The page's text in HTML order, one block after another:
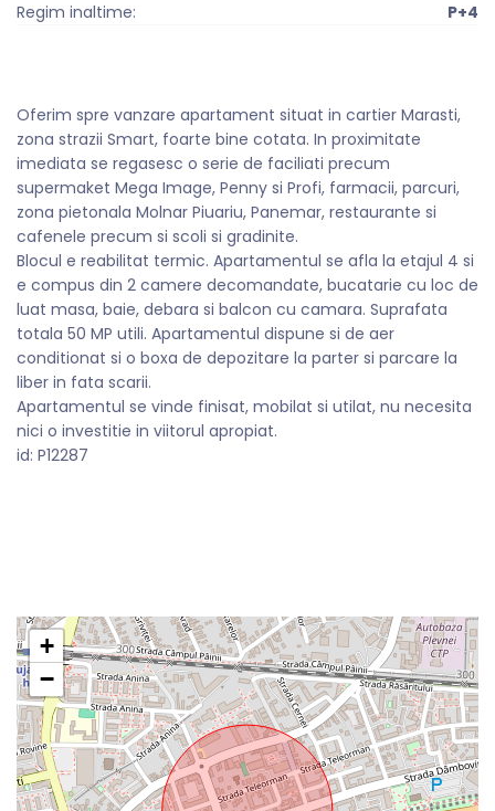
Regim inaltime:
P+4
Oferim spre vanzare apartament situat in cartier Marasti,
zona strazii Smart, foarte bine cotata. In proximitate
imediata se regasesc o serie de faciliati precum
supermaket Mega Image, Penny si Profi, farmacii, parcuri,
zona pietonala Molnar Piuariu, Panemar, restaurante si
cafenele precum si scoli si gradinite.
Blocul e reabilitat termic. Apartamentul se afla la etajul 4 si
e compus din 2 camere decomandate, bucatarie cu loc de
luat masa, baie, debara si balcon cu camara. Suprafata
totala 50 MP utili. Apartamentul dispune si de aer
conditionat si o boxa de depozitare la parter si parcare la
liber in fata scarii.
Apartamentul se vinde finisat, mobilat si utilat, nu necesita
nici o investitie in viitorul apropiat.
id: P12287
+
−